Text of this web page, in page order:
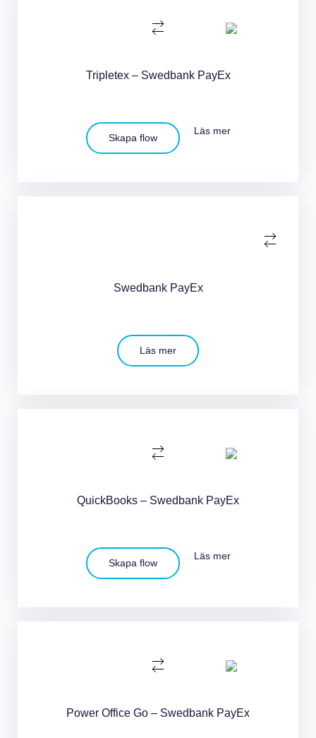
Tripletex – Swedbank PayEx
Skapa flow
Läs mer
Swedbank PayEx
Läs mer
QuickBooks – Swedbank PayEx
Skapa flow
Läs mer
Power Office Go – Swedbank PayEx